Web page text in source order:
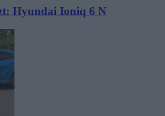
Hyundai Ioniq 6 N